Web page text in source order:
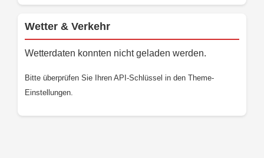
Wetter & Verkehr
Wetterdaten konnten nicht geladen werden.
Bitte überprüfen Sie Ihren API-Schlüssel in den Theme-
Einstellungen.